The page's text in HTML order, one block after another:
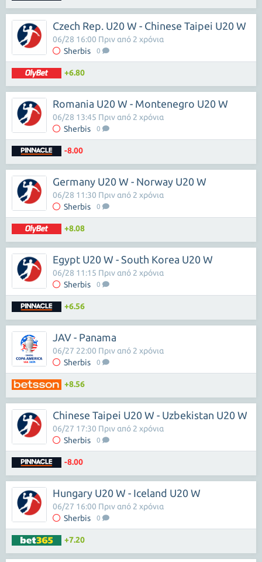
Czech Rep. U20 W - Chinese Taipei U20 W
Sherbis 0
06/28 16:00 Πριν από 2 χρόνια
+6.80
Romania U20 W - Montenegro U20 W
Sherbis 0
06/28 13:45 Πριν από 2 χρόνια
-8.00
Germany U20 W - Norway U20 W
Sherbis 0
06/28 11:30 Πριν από 2 χρόνια
+8.08
Egypt U20 W - South Korea U20 W
Sherbis 0
06/28 11:15 Πριν από 2 χρόνια
+6.56
JAV - Panama
Sherbis 0
06/27 22:00 Πριν από 2 χρόνια
+8.56
Chinese Taipei U20 W - Uzbekistan U20 W
Sherbis 0
06/27 17:30 Πριν από 2 χρόνια
-8.00
Hungary U20 W - Iceland U20 W
Sherbis 0
06/27 16:00 Πριν από 2 χρόνια
+7.20